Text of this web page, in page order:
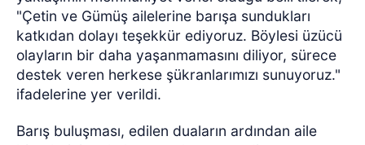
"Çetin ve Gümüş ailelerine barışa sundukları
katkıdan dolayı teşekkür ediyoruz. Böylesi üzücü
olayların bir daha yaşanmamasını diliyor, sürece
destek veren herkese şükranlarımızı sunuyoruz."
ifadelerine yer verildi.
Barış buluşması, edilen duaların ardından aile